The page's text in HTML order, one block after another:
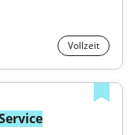
Vollzeit